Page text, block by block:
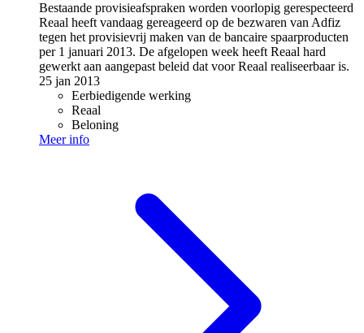
Bestaande provisieafspraken worden voorlopig gerespecteerd
Reaal heeft vandaag gereageerd op de bezwaren van Adfiz
tegen het provisievrij maken van de bancaire spaarproducten
per 1 januari 2013. De afgelopen week heeft Reaal hard
gewerkt aan aangepast beleid dat voor Reaal realiseerbaar is.
25 jan 2013
Eerbiedigende werking
Reaal
Beloning
Meer info